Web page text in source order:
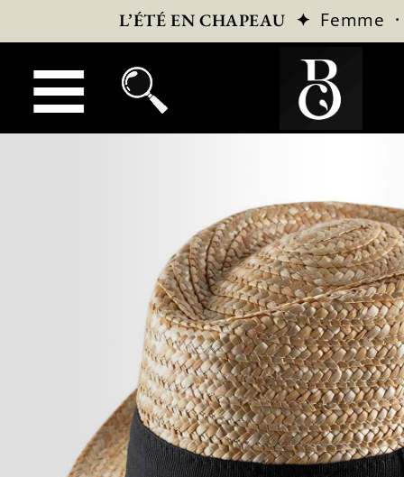
L’ÉTÉ EN CHAPEAU ✦ Femme